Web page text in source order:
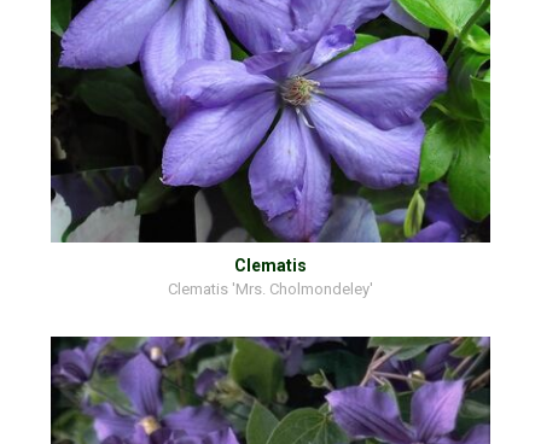
Clematis
Clematis 'Mrs. Cholmondeley'